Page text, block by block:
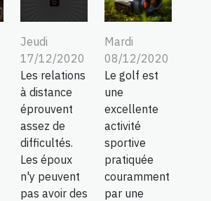
Jeudi
17/12/2020
Les relations
à distance
éprouvent
assez de
difficultés.
Les époux
n'y peuvent
pas avoir des
Mardi
08/12/2020
Le golf est
une
excellente
activité
sportive
pratiquée
couramment
par une